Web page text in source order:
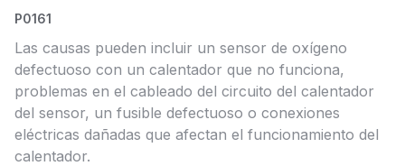
P0161
Las causas pueden incluir un sensor de oxígeno
defectuoso con un calentador que no funciona,
problemas en el cableado del circuito del calentador
del sensor, un fusible defectuoso o conexiones
eléctricas dañadas que afectan el funcionamiento del
calentador.